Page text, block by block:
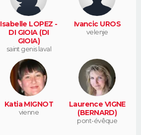
Isabelle LOPEZ -
DI GIOIA (DI
GIOIA)
saint genis laval
Ivancic UROS
velenje
Katia MIGNOT
vienne
Laurence VIGNE
(BERNARD)
pont-évêque